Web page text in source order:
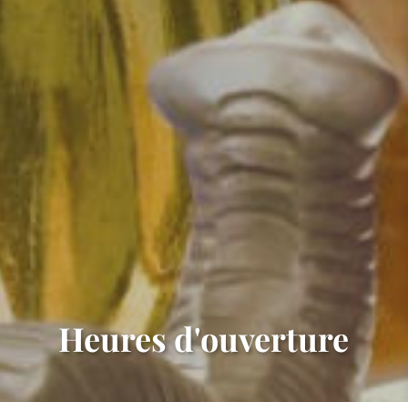
Heures d'ouverture